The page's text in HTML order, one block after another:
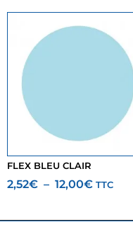
FLEX BLEU CLAIR
2,52€ – 12,00€ TTC